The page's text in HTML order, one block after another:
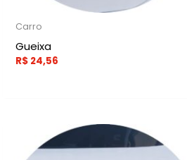
Carro
Gueixa
R$ 24,56